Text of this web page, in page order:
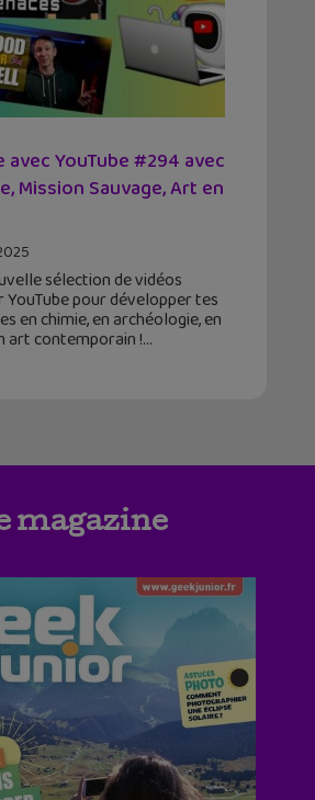
YouTube #294 avec
Mission Sauvage, Art en
sélection de vidéos
pour développer tes
en chimie, en archéologie, en
art contemporain !
magazine